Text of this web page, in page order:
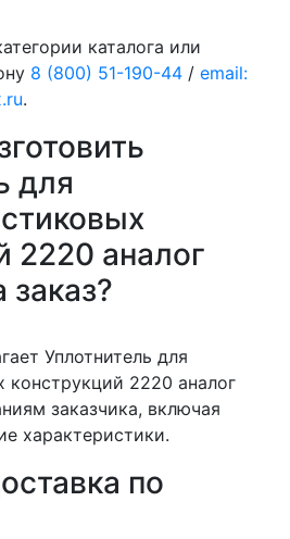
каталога или
8 (800) 51-190-44 / email:
.
для
2220 аналог
заказ?
Уплотнитель для
конструкций 2220 аналог
заказчика, включая
характеристики.
по